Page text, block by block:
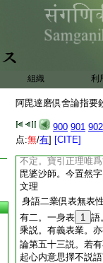
組織 利
阿毘達磨倶舍論指要
900 901 902
点:無/有] [CITE]
欝金栴檀等
玄應
名。出罽賓國。其
爛壓取汁。以物和
若約所依
意等起
云。何故語表體即
意。以離語言無別
色表思業故。立身
性。意業隨等起由
毘婆沙師 至 所等起
不定。寶引正理唯
毘婆沙師。今置然
文理
身語二業倶表無表
有二。一身表 1 語
乘説。有義表業。
論第五十三説。若
起心内意思擇不説